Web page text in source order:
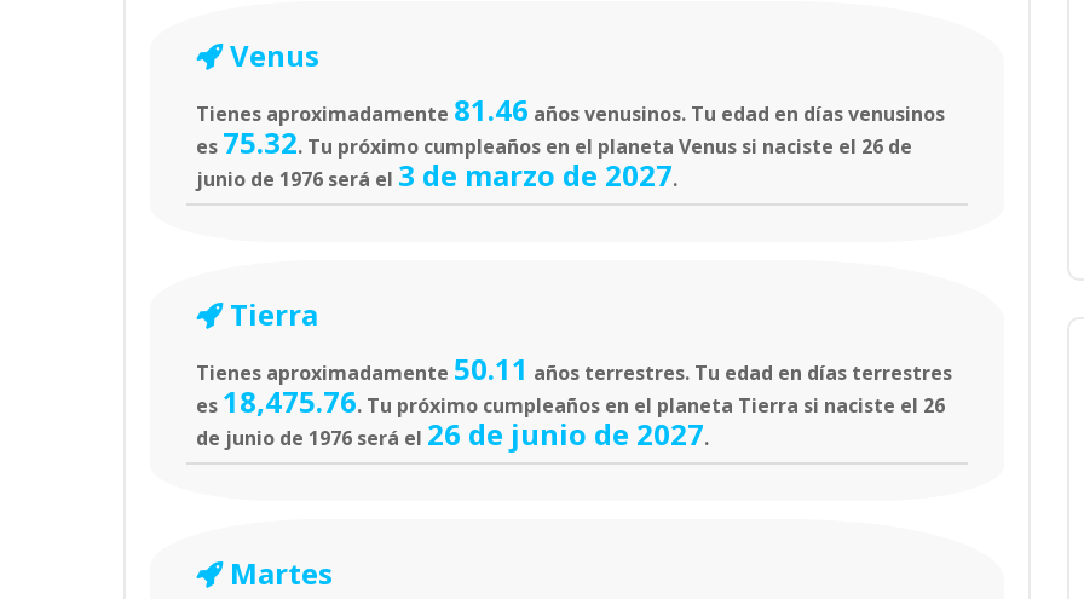
Venus
Tienes aproximadamente 81.46 años venusinos. Tu edad en días venusinos
es 75.32. Tu próximo cumpleaños en el planeta Venus si naciste el 26 de
junio de 1976 será el 3 de marzo de 2027.
Tierra
Tienes aproximadamente 50.11 años terrestres. Tu edad en días terrestres
es 18,475.76. Tu próximo cumpleaños en el planeta Tierra si naciste el 26
de junio de 1976 será el 26 de junio de 2027.
Martes